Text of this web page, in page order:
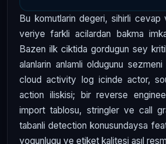
Bu komutlarin degeri, sihirli cevap
veriye farkli acilardan bakma
Bazen ilk ciktida gordugun sey
alanlarin anlamli oldugunu
cloud activity log icinde actor,
action iliskisi; bir reverse
import tablosu, stringler ve call
tabanli detection konusundaysa
yogunlugu ve etiket kalitesi asıl